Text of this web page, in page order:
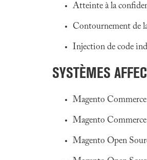
Atteinte à la
Contournement de
Injection de code
SYSTÈMES
Magento
Magento Commerce
Magento Open